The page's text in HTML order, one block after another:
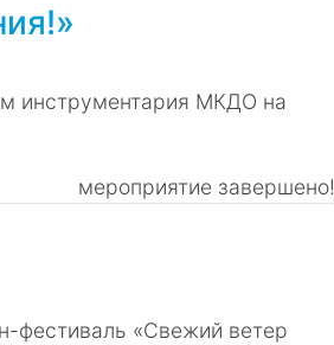
инструментария МКДО на
мероприятие завершено!
фестиваль «Свежий ветер